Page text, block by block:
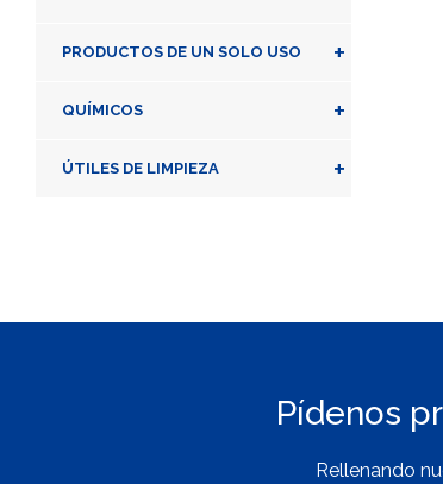
+
PRODUCTOS DE UN SOLO USO
+
QUÍMICOS
+
ÚTILES DE LIMPIEZA
Pídenos
Rellenando